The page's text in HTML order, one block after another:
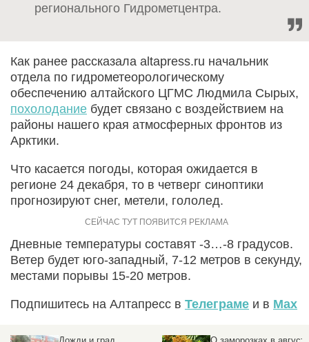
регионального Гидрометцентра.
Как ранее рассказала altapress.ru начальник
отдела по гидрометеорологическому
обеспечению алтайского ЦГМС Людмила Сырых,
похолодание будет связано с воздействием на
районы нашего края атмосферных фронтов из
Арктики.
Что касается погоды, которая ожидается в
регионе 24 декабря, то в четверг синоптики
прогнозируют снег, метели, гололед.
Дневные температуры составят -3…-8 градусов.
Ветер будет юго-западный, 7-12 метров в секунду,
местами порывы 15-20 метров.
Подпишитесь на Алтапресс в Телеграме и в Max